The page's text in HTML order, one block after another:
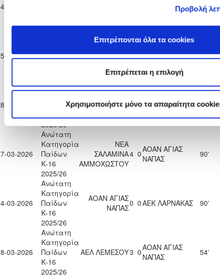
Προβολή
Επιτρέπονται όλα τα cookies
Επιτρέπεται η επιλογή
Χρησιμοποιήστε μόνο τα απαραίτητα
02-2026
2025/26
46'
02-2026
Παίδων
ΝΑΠΑΣ2 3ΑΜΜΟΧΩΣΤΟΥ
15'
02-2026
Ανώτατη
Παίδων
2025/26
ΑΟΑΝ ΑΓΙΑΣ
ΝΑΠΑΣ0 3 ΛΕΥΚΩΣΙΑΣ
11'
03-2026
Ανώτατη
Κατηγορία
Παίδων
Κ-16
2025/26
ΝΕΑ
ΣΑΛΑΜΙΝΑ
ΑΜΜΟΧΩΣΤΟΥ
4 0ΑΟΑΝ ΑΓΙΑΣ
ΝΑΠΑΣ
90'
03-2026
Ανώτατη
Κατηγορία
Παίδων
Κ-16
2025/26
ΑΟΑΝ ΑΓΙΑΣ
ΝΑΠΑΣ0 0ΑΕΚ ΛΑΡΝΑΚΑΣ 90'
03-2026
Ανώτατη
Κατηγορία
Παίδων
Κ-16
2025/26
ΑΕΛ ΛΕΜΕΣΟΥ3 0ΑΟΑΝ ΑΓΙΑΣ
ΝΑΠΑΣ
54'